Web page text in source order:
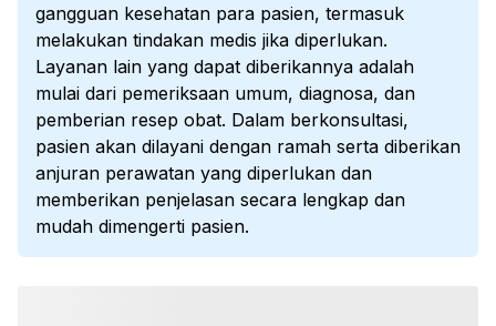
gangguan kesehatan para pasien, termasuk
melakukan tindakan medis jika diperlukan.
Layanan lain yang dapat diberikannya adalah
mulai dari pemeriksaan umum, diagnosa, dan
pemberian resep obat. Dalam berkonsultasi,
pasien akan dilayani dengan ramah serta diberikan
anjuran perawatan yang diperlukan dan
memberikan penjelasan secara lengkap dan
mudah dimengerti pasien.